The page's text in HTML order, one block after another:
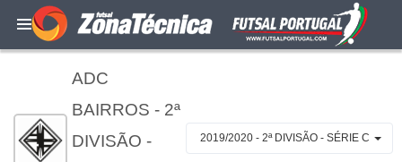
ADC
BAIRROS - 2ª
DIVISÃO -
2019/2020 - 2ª DIVISÃO - SÉRIE C